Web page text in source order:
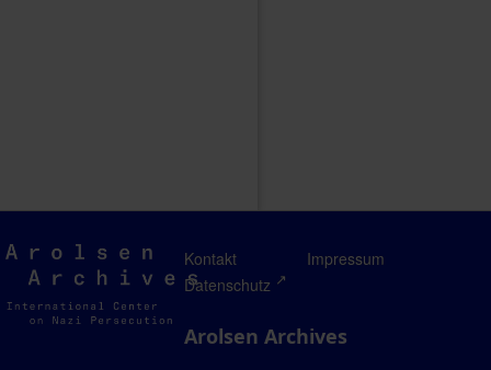
Arolsen
Archives
Kontakt
Impressum
Datenschutz
Arolsen Archives